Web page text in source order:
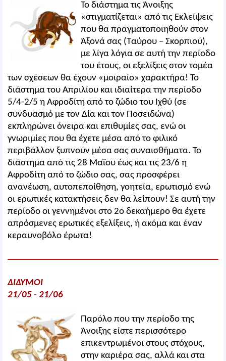
Το διάστημα τις Άνοιξης
«στιγματίζεται» από τις Εκλείψεις
που θα πραγματοποιηθούν στον
Άξονά σας (Ταύρου – Σκορπιού),
με λίγα λόγια σε αυτή την περίοδο
του έτους, οι εξελίξεις στον τομέα
των σχέσεων θα έχουν «μοιραίο» χαρακτήρα! Το
διάστημα του Απριλίου και ιδιαίτερα την περίοδο
5/4-2/5 η Αφροδίτη από το ζώδιο του Ιχθύ (σε
συνδυασμό με τον Δία και τον Ποσειδώνα)
εκπληρώνει όνειρα και επιθυμίες σας, ενώ οι
γνωριμίες που θα έχετε μέσα από το φιλικό
περιβάλλον ξυπνούν μέσα σας συναισθήματα. Το
διάστημα από τις 28 Μαΐου έως και τις 23/6 η
Αφροδίτη από το ζώδιο σας, σας προσφέρει
ανανέωση, αυτοπεποίθηση, γοητεία, ερωτισμό ενώ
οι ερωτικές κατακτήσεις δεν θα λείπουν! Σε αυτή την
περίοδο οι γεννημένοι στο 2ο δεκαήμερο θα έχετε
απρόσμενες ερωτικές εξελίξεις, ή ακόμα και έναν
κεραυνοβόλο έρωτα!
ΔΙΔΥΜΟΙ
21/05 - 21/06
Παρόλο που την περίοδο της
Άνοιξης είστε περισσότερο
επικεντρωμένοι στους στόχους,
στην καριέρα σας, αλλά και στα